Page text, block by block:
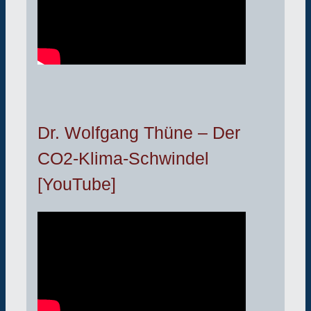
Dr. Wolfgang Thüne – Der
CO2-Klima-Schwindel
[YouTube]